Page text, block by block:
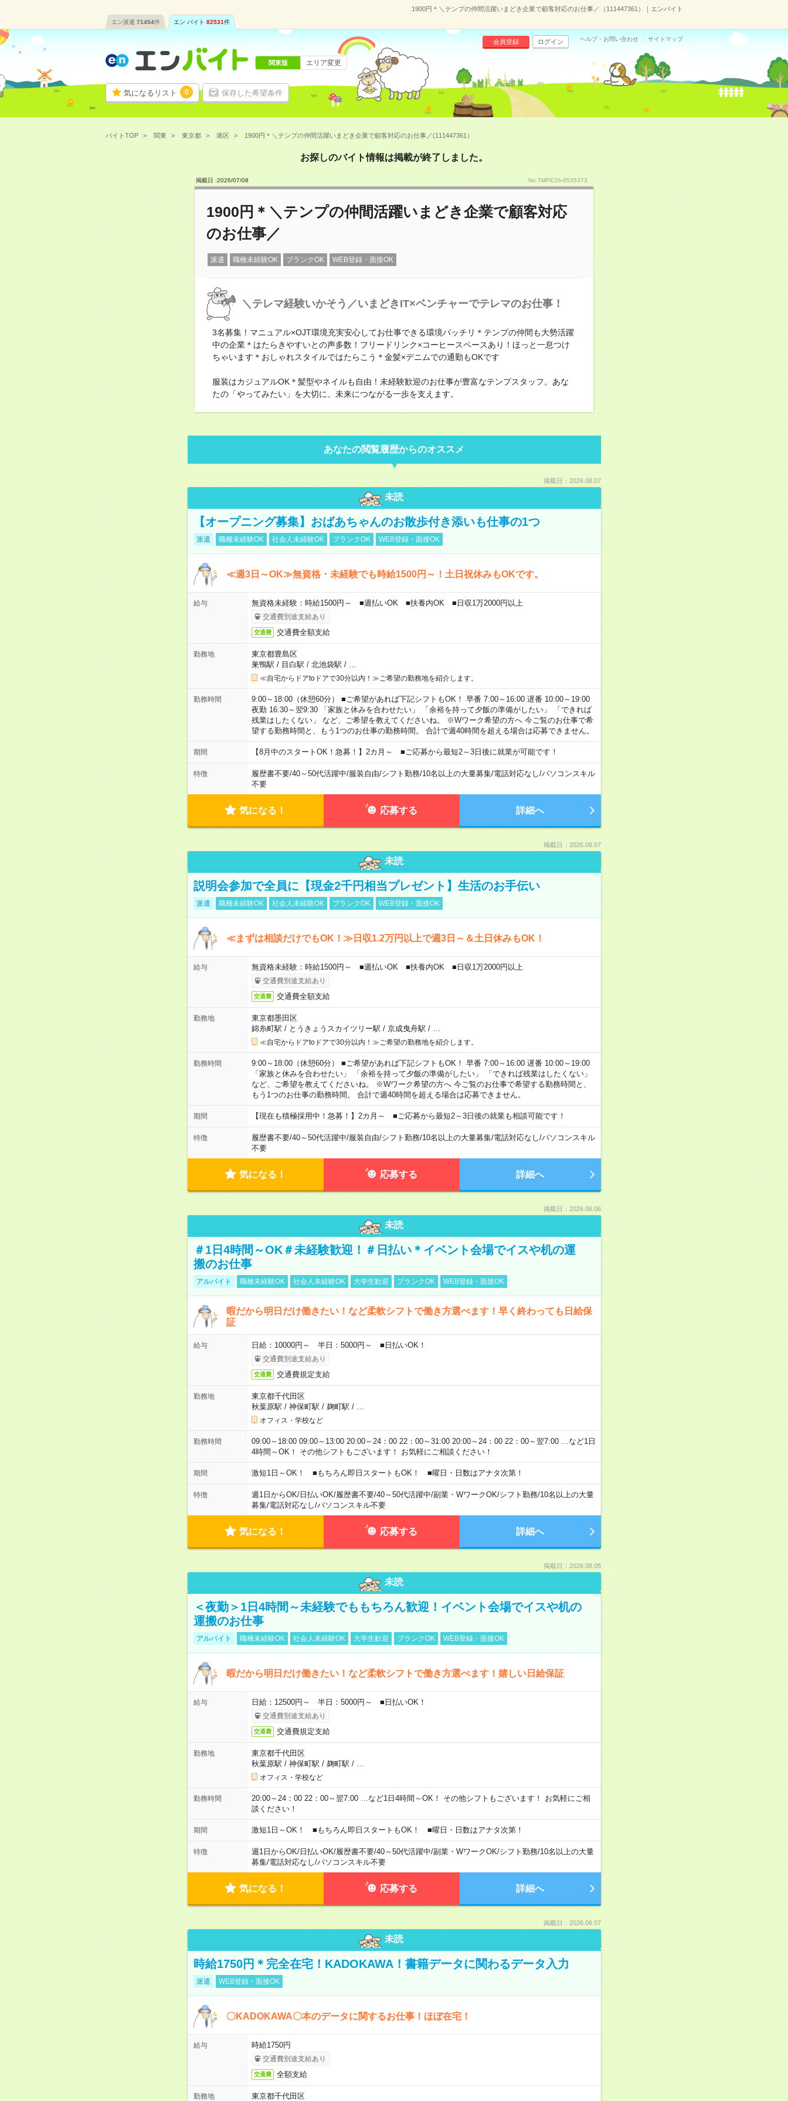
1900円＊＼テンプの仲間活躍いまどき企業で顧客対応のお仕事／（111447361）｜エンバイト
エン派遣 71454件 エン バイト 82531件
気になるリスト 0 保存した希望条件
会員登録 ログイン ヘルプ・お問い合わせ サイトマップ
関東版 エリア変更
バイトTOP 関東 東京都 港区 1900円＊＼テンプの仲間活躍いまどき企業で顧客対応のお仕事／(111447361）
お探しのバイト情報は掲載が終了しました。
掲載日 :2026/07/08 No.TMPE26-0535373
1900円＊＼テンプの仲間活躍いまどき企業で顧客対応
のお仕事／
派遣 職種未経験OK ブランクOK WEB登録・面接OK
＼テレマ経験いかそう／いまどきIT×ベンチャーでテレマのお仕事！
3名募集！マニュアル×OJT環境充実安心してお仕事できる環境バッチリ＊テンプの仲間も大勢活躍
中の企業＊はたらきやすいとの声多数！フリードリンク×コーヒースペースあり！ほっと一息つけ
ちゃいます＊おしゃれスタイルではたらこう＊金髪×デニムでの通勤もOKです
服装はカジュアルOK＊髪型やネイルも自由！未経験歓迎のお仕事が豊富なテンプスタッフ。あな
たの「やってみたい」を大切に、未来につながる一歩を支えます。
あなたの閲覧履歴からのオススメ
掲載日：2026.08.07
未読
【オープニング募集】おばあちゃんのお散歩付き添いも仕事の1つ
派遣 職種未経験OK 社会人未経験OK ブランクOK WEB登録・面接OK
≪週3日～OK≫無資格・未経験でも時給1500円～！土日祝休みもOKです。
給与 無資格未経験：時給1500円～ ■週払いOK ■扶養内OK ■日収1万2000円以上
交通費別途支給あり
交通費 交通費全額支給
勤務地
東京都豊島区
巣鴨駅 / 目白駅 / 北池袋駅 /
≪自宅からドアtoドアで30分以内！≫ご希望の勤務地を紹介します。
勤務時間
9:00～18:00（休憩60分） ■ご希望があれば下記シフトもOK！ 早番 7:00～16:00 遅番 10:00～19:00
夜勤 16:30～翌9:30 「家族と休みを合わせたい」 「余裕を持って夕飯の準備がしたい」 「できれば
残業はしたくない」 など、ご希望を教えてくださいね。 ※Wワーク希望の方へ 今ご覧のお仕事で希
望する勤務時間と、もう1つのお仕事の勤務時間。 合計で週40時間を超える場合は応募できません。
期間 【8月中のスタートOK！急募！】2カ月～ ■ご応募から最短2～3日後に就業が可能です！
特徴 履歴書不要/40～50代活躍中/服装自由/シフト勤務/10名以上の大量募集/電話対応なし/パソコンスキル
不要
気になる！ 応募する 詳細へ
掲載日：2026.08.07
未読
説明会参加で全員に【現金2千円相当プレゼント】生活のお手伝い
派遣 職種未経験OK 社会人未経験OK ブランクOK WEB登録・面接OK
≪まずは相談だけでもOK！≫日収1.2万円以上で週3日～＆土日休みもOK！
給与 無資格未経験：時給1500円～ ■週払いOK ■扶養内OK ■日収1万2000円以上
交通費別途支給あり
交通費 交通費全額支給
勤務地
東京都墨田区
錦糸町駅 / とうきょうスカイツリー駅 / 京成曳舟駅 /
≪自宅からドアtoドアで30分以内！≫ご希望の勤務地を紹介します。
勤務時間
9:00～18:00（休憩60分） ■ご希望があれば下記シフトもOK！ 早番 7:00～16:00 遅番 10:00～19:00
「家族と休みを合わせたい」 「余裕を持って夕飯の準備がしたい」 「できれば残業はしたくない」
など、ご希望を教えてくださいね。 ※Wワーク希望の方へ 今ご覧のお仕事で希望する勤務時間と、
もう1つのお仕事の勤務時間。 合計で週40時間を超える場合は応募できません。
期間 【現在も積極採用中！急募！】2カ月～ ■ご応募から最短2～3日後の就業も相談可能です！
特徴 履歴書不要/40～50代活躍中/服装自由/シフト勤務/10名以上の大量募集/電話対応なし/パソコンスキル
不要
気になる！ 応募する 詳細へ
掲載日：2026.08.06
未読
＃1日4時間～OK＃未経験歓迎！＃日払い＊イベント会場でイスや机の運
搬のお仕事
アルバイト 職種未経験OK 社会人未経験OK 大学生歓迎 ブランクOK WEB登録・面接OK
暇だから明日だけ働きたい！など柔軟シフトで働き方選べます！早く終わっても日給保
証
給与 日給：10000円～ 半日：5000円～ ■日払いOK！
交通費別途支給あり
交通費 交通費規定支給
勤務地
東京都千代田区
秋葉原駅 / 神保町駅 / 麹町駅 /
オフィス・学校など
勤務時間
09:00～18:00 09:00～13:00 20:00～24：00 22：00～31:00 20:00～24：00 22：00～翌7:00 …など1日
4時間～OK！ その他シフトもございます！ お気軽にご相談ください！
期間 激短1日～OK！ ■もちろん即日スタートもOK！ ■曜日・日数はアナタ次第！
特徴 週1日からOK/日払いOK/履歴書不要/40～50代活躍中/副業・WワークOK/シフト勤務/10名以上の大量
募集/電話対応なし/パソコンスキル不要
気になる！ 応募する 詳細へ
掲載日：2026.08.05
未読
＜夜勤＞1日4時間～未経験でももちろん歓迎！イベント会場でイスや机の
運搬のお仕事
アルバイト 職種未経験OK 社会人未経験OK 大学生歓迎 ブランクOK WEB登録・面接OK
暇だから明日だけ働きたい！など柔軟シフトで働き方選べます！嬉しい日給保証
給与 日給：12500円～ 半日：5000円～ ■日払いOK！
交通費別途支給あり
交通費 交通費規定支給
勤務地
東京都千代田区
秋葉原駅 / 神保町駅 / 麹町駅 /
オフィス・学校など
勤務時間
20:00～24：00 22：00～翌7:00 …など1日4時間～OK！ その他シフトもございます！ お気軽にご相
談ください！
期間 激短1日～OK！ ■もちろん即日スタートもOK！ ■曜日・日数はアナタ次第！
特徴 週1日からOK/日払いOK/履歴書不要/40～50代活躍中/副業・WワークOK/シフト勤務/10名以上の大量
募集/電話対応なし/パソコンスキル不要
気になる！ 応募する 詳細へ
掲載日：2026.08.07
未読
時給1750円＊完全在宅！KADOKAWA！書籍データに関わるデータ入力
派遣 WEB登録・面接OK
〇KADOKAWA〇本のデータに関するお仕事！ほぼ在宅！
給与 時給1750円
交通費別途支給あり
交通費 全額支給
勤務地 東京都千代田区